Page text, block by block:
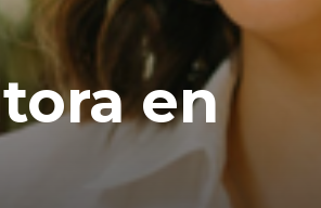
en